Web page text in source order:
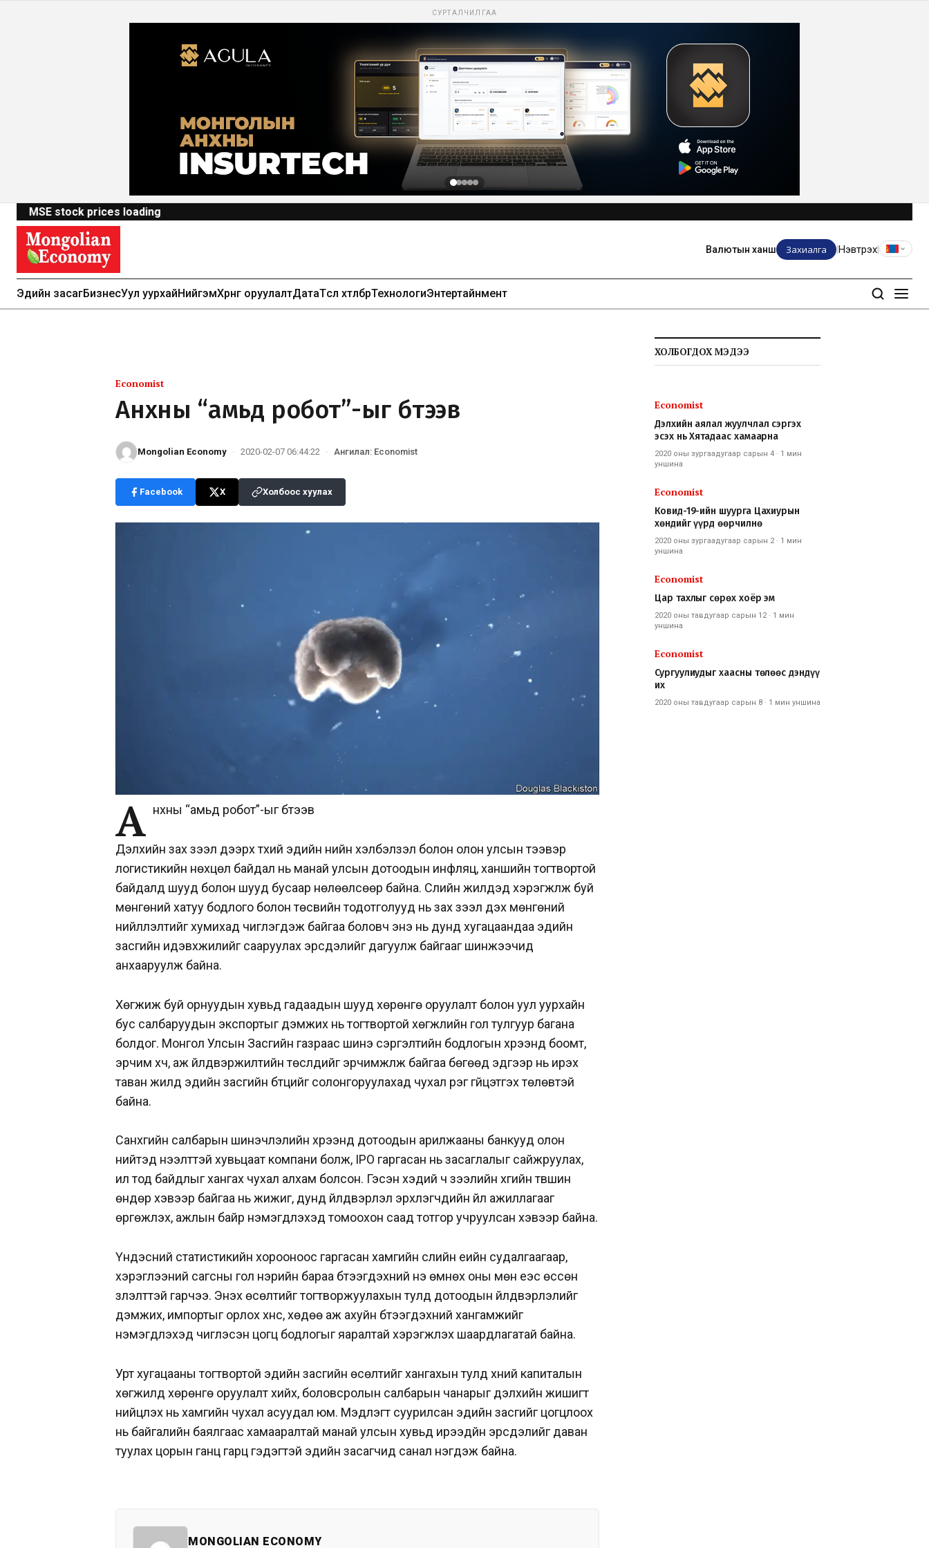
СУРТАЛЧИЛГАА
MSE stock prices loading
Валютын ханш Захиалга Нэвтрэх
Эдийн засагБизнесУул уурхайНийгэмХөрөнгө оруулалтДатаТөсөл хөтөлбөрТехнологиЭнтертайнмент
Economist
Анхны “амьд робот”-ыг бүтээв
Mongolian Economy · 2020-02-07 06:44:22 · Ангилал: Economist
Facebook X Холбоос хуулах
А нхны “амьд робот”-ыг бүтээв
Дэлхийн зах зээл дээрх түүхий эдийн үнийн хэлбэлзэл болон олон улсын тээвэр
логистикийн нөхцөл байдал нь манай улсын дотоодын инфляц, ханшийн тогтвортой
байдалд шууд болон шууд бусаар нөлөөлсөөр байна. Сүүлийн жилүүдэд хэрэгжүүлж буй
мөнгөний хатуу бодлого болон төсвийн тодотголууд нь зах зээл дэх мөнгөний
нийлүүлэлтийг хумихад чиглэгдэж байгаа боловч энэ нь дунд хугацаандаа эдийн
засгийн идэвхжилийг сааруулах эрсдэлийг дагуулж байгааг шинжээчид
анхааруулж байна.
Хөгжиж буй орнуудын хувьд гадаадын шууд хөрөнгө оруулалт болон уул уурхайн
бус салбаруудын экспортыг дэмжих нь тогтвортой хөгжлийн гол тулгуур багана
болдог. Монгол Улсын Засгийн газраас шинэ сэргэлтийн бодлогын хүрээнд боомт,
эрчим хүч, аж үйлдвэржилтийн төслүүдийг эрчимжүүлж байгаа бөгөөд эдгээр нь ирэх
таван жилд эдийн засгийн бүтцийг солонгоруулахад чухал үүрэг гүйцэтгэх төлөвтэй
байна.
Санхүүгийн салбарын шинэчлэлийн хүрээнд дотоодын арилжааны банкууд олон
нийтэд нээлттэй хувьцаат компани болж, IPO гаргасан нь засаглалыг сайжруулах,
ил тод байдлыг хангах чухал алхам болсон. Гэсэн хэдий ч зээлийн хүүгийн түвшин
өндөр хэвээр байгаа нь жижиг, дунд үйлдвэрлэл эрхлэгчдийн үйл ажиллагааг
өргөжүүлэх, ажлын байр нэмэгдүүлэхэд томоохон саад тотгор учруулсан хэвээр байна.
Үндэсний статистикийн хорооноос гаргасан хамгийн сүүлийн үеийн судалгаагаар,
хэрэглээний сагсны гол нэрийн бараа бүтээгдэхүүний үнэ өмнөх оны мөн үеэс өссөн
үзүүлэлттэй гарчээ. Энэхүү өсөлтийг тогтворжуулахын тулд дотоодын үйлдвэрлэлийг
дэмжих, импортыг орлох хүнс, хөдөө аж ахуйн бүтээгдэхүүний хангамжийг
нэмэгдүүлэхэд чиглэсэн цогц бодлогыг яаралтай хэрэгжүүлэх шаардлагатай байна.
Урт хугацааны тогтвортой эдийн засгийн өсөлтийг хангахын тулд хүний капиталын
хөгжилд хөрөнгө оруулалт хийх, боловсролын салбарын чанарыг дэлхийн жишигт
нийцүүлэх нь хамгийн чухал асуудал юм. Мэдлэгт суурилсан эдийн засгийг цогцлоох
нь байгалийн баялгаас хамааралтай манай улсын хувьд ирээдүйн эрсдэлийг даван
туулах цорын ганц гарц гэдэгтэй эдийн засагчид санал нэгдэж байна.
MONGOLIAN ECONOMY
ХОЛБОГДОХ МЭДЭЭ
Economist
Дэлхийн аялал жуулчлал сэргэх
эсэх нь Хятадаас хамаарна
2020 оны зургаадугаар сарын 4 · 1 мин
уншина
Economist
Ковид-19-ийн шуурга Цахиурын
хөндийг үүрд өөрчилнө
2020 оны зургаадугаар сарын 2· 1 мин
уншина
Economist
Цар тахлыг сөрөх хоёр эм
2020 оны тавдугаар сарын 12· 1 мин
уншина
Economist
Сургуулиудыг хаасны төлөөс дэндүү
их
2020 оны тавдугаар сарын 8 · 1 мин уншина